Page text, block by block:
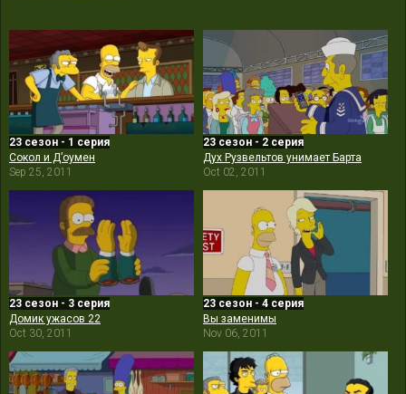
23 сезон - 1 серия
Сокол и Д’оумен
Sep 25, 2011
23 сезон - 2 серия
Дух Рузвельтов унимает Барта
Oct 02, 2011
23 сезон - 3 серия
Домик ужасов 22
Oct 30, 2011
23 сезон - 4 серия
Вы заменимы
Nov 06, 2011